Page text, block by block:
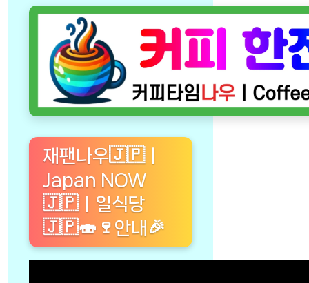
재팬나우🇯🇵ㅣ
Japan NOW
🇯🇵ㅣ일식당
🇯🇵🍣🍷안내🎉